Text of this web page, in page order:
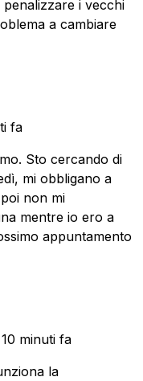
i vecchi
a cambiare
fa
Sto cercando di
mi obbligano a
non mi
mentre io ero a
appuntamento
10 minuti fa
la